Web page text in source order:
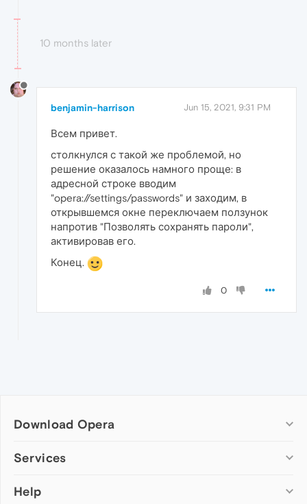
10 months later
benjamin-harrison Jun 15, 2021, 9:31 PM
Всем привет.
столкнулся с такой же проблемой, но
решение оказалось намного проще: в
адресной строке вводим
"opera://settings/passwords" и заходим, в
открывшемся окне переключаем ползунок
напротив "Позволять сохранять пароли",
активировав его.
Конец.
0
Download Opera
Computer browsers
Opera for Mac
Services
Add-ons
Help